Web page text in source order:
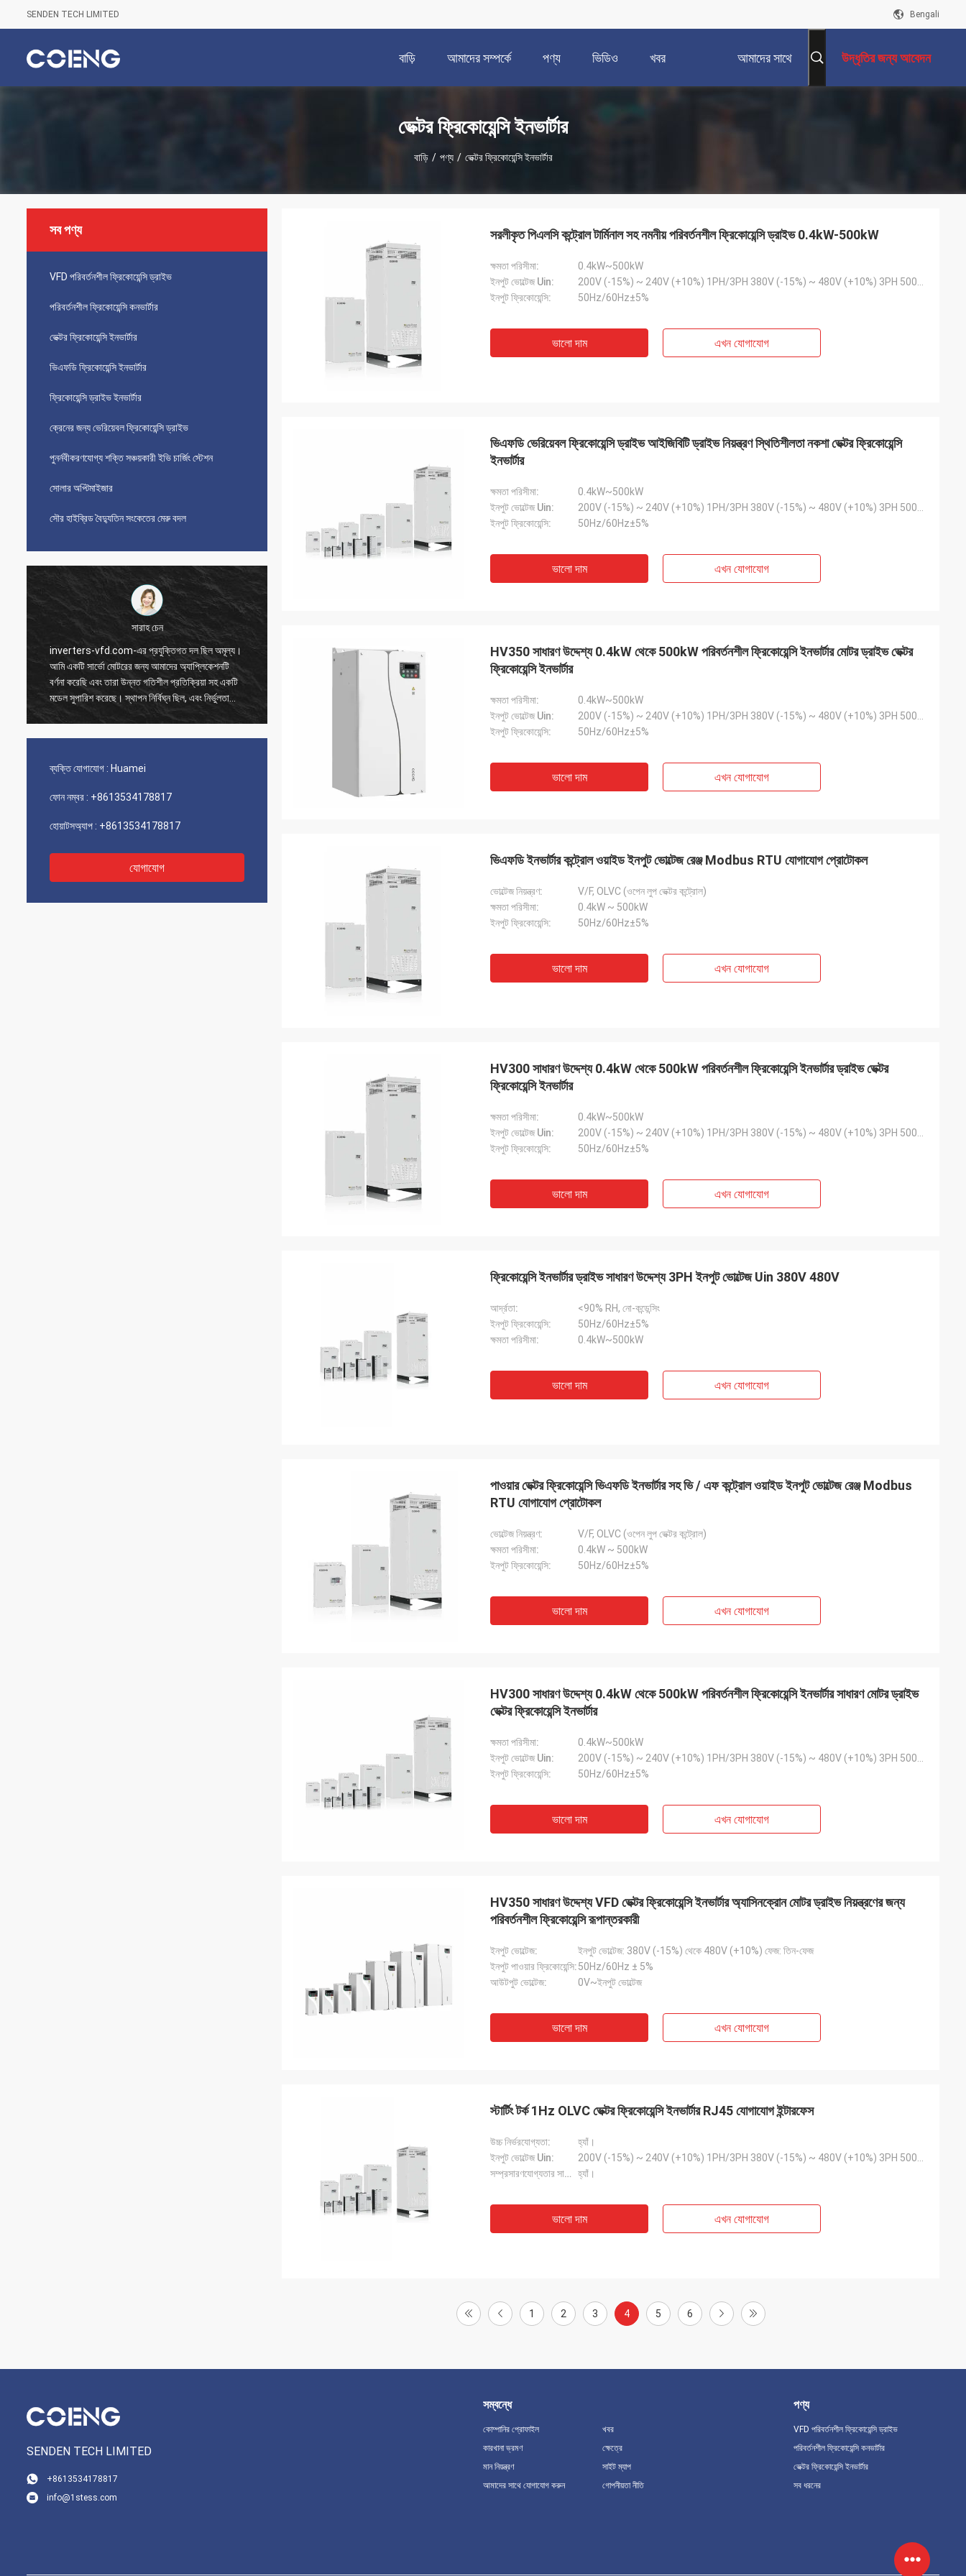
SENDEN TECH LIMITED Bengali
বাড়ি আমাদের সম্পর্কে পণ্য ভিডিও খবর আমাদের সাথে উদ্ধৃতির জন্য আবেদন
ভেক্টর ফ্রিকোয়েন্সি ইনভার্টার
বাড়ি / পণ্য / ভেক্টর ফ্রিকোয়েন্সি ইনভার্টার
সব পণ্য
VFD পরিবর্তনশীল ফ্রিকোয়েন্সি ড্রাইভ
পরিবর্তনশীল ফ্রিকোয়েন্সি কনভার্টার
ভেক্টর ফ্রিকোয়েন্সি ইনভার্টার
ভিএফডি ফ্রিকোয়েন্সি ইনভার্টার
ফ্রিকোয়েন্সি ড্রাইভ ইনভার্টার
ক্রেনের জন্য ভেরিয়েবল ফ্রিকোয়েন্সি ড্রাইভ
পুনর্নবীকরণযোগ্য শক্তি সঞ্চয়কারী ইভি চার্জিং স্টেশন
সোলার অপ্টিমাইজার
সৌর হাইব্রিড বৈদ্যুতিন সংকেতের মেরু বদল
সারাহ চেন
inverters-vfd.com-এর প্রযুক্তিগত দল ছিল অমূল্য।
আমি একটি সার্ভো মোটরের জন্য আমাদের অ্যাপ্লিকেশনটি
বর্ণনা করেছি এবং তারা উন্নত গতিশীল প্রতিক্রিয়া সহ একটি
মডেল সুপারিশ করেছে। স্থাপন নির্বিঘ্ন ছিল, এবং নির্ভুলতা
আমাদের চক্রের সময় উন্নত করেছে। বিশেষজ্ঞের পরামর্শ এবং
আমাদের একাধিক পিএলসি ইউনিট এবং এইচএমআই-এর
অর্ডারটি নির্ভুলভাবে পূরণ করা হয়েছিল এবং আশ্চর্যজনক গতিতে
পাঠানো হয়েছিল। এগুলি একত্রিত করার পর থেকে, আমাদের
নিয়ন্ত্রণ ব্যবস্থার যোগাযোগ আরও শক্তিশালী হয়েছে। আমরা
সরবরাহ ব্যবস্থা এবং এই উপাদানগুলির নির্ভরযোগ্য
পারফরম্যান্সে মুগ্ধ। সব মিলিয়ে ঝামেলামুক্ত অভিজ্ঞতা।
আমাদের একটি সংবেদনশীল পরীক্ষার পরিবেশের জন্য কম-
শব্দযুক্ত স্পিন্ডেল মোটরের প্রয়োজন ছিল। আমরা যে ইউনিটটি
টর্ক বজায় রাখে। এর গুণমান আমরা ব্যবহৃত কিছু বড় ব্র্যান্ডের
চেয়ে ভালো, তাও আবার অনেক কম দামে। বিশেষায়িত
অ্যাপ্লিকেশনগুলির জন্য অসাধারণ।
আমরা আমাদের অ্যাসেম্বলি লাইনের জন্য একটি গুরুত্বপূর্ণ
স্থিতিশীলতা আমাদের ঘন ঘন ট্রিপিং সমস্যা দূর করেছে।
ব্যক্তি যোগাযোগ : Huamei
ফোন নম্বর : +8613534178817
হোয়াটসঅ্যাপ : +8613534178817
যোগাযোগ
সরলীকৃত পিএলসি কন্ট্রোল টার্মিনাল সহ নমনীয় পরিবর্তনশীল ফ্রিকোয়েন্সি ড্রাইভ 0.4kW-500kW
ক্ষমতা পরিসীমা:
0.4kW~500kW
ইনপুট ভোল্টেজ Uin:
ইনপুট ফ্রিকোয়েন্সি:
50Hz/60Hz±5%
ভালো দাম এখন যোগাযোগ
ভিএফডি ভেরিয়েবল ফ্রিকোয়েন্সি ড্রাইভ আইজিবিটি ড্রাইভ নিয়ন্ত্রণ স্থিতিশীলতা নকশা ভেক্টর ফ্রিকোয়েন্সি
ইনভার্টার
ক্ষমতা পরিসীমা:
0.4kW~500kW
ইনপুট ভোল্টেজ Uin:
ইনপুট ফ্রিকোয়েন্সি:
50Hz/60Hz±5%
ভালো দাম এখন যোগাযোগ
HV350 সাধারণ উদ্দেশ্য 0.4kW থেকে 500kW পরিবর্তনশীল ফ্রিকোয়েন্সি ইনভার্টার মোটর ড্রাইভ ভেক্টর
ফ্রিকোয়েন্সি ইনভার্টার
ক্ষমতা পরিসীমা:
0.4kW~500kW
ইনপুট ভোল্টেজ Uin:
ইনপুট ফ্রিকোয়েন্সি:
50Hz/60Hz±5%
ভালো দাম এখন যোগাযোগ
ভিএফডি ইনভার্টার কন্ট্রোল ওয়াইড ইনপুট ভোল্টেজ রেঞ্জ Modbus RTU যোগাযোগ প্রোটোকল
ভোল্টেজ নিয়ন্ত্রণ:
V/F, OLVC (ওপেন লুপ ভেক্টর কন্ট্রোল)
ক্ষমতা পরিসীমা:
0.4kW ~ 500kW
ইনপুট ফ্রিকোয়েন্সি:
50Hz/60Hz±5%
ভালো দাম এখন যোগাযোগ
HV300 সাধারণ উদ্দেশ্য 0.4kW থেকে 500kW পরিবর্তনশীল ফ্রিকোয়েন্সি ইনভার্টার ড্রাইভ ভেক্টর
ফ্রিকোয়েন্সি ইনভার্টার
ক্ষমতা পরিসীমা:
0.4kW~500kW
ইনপুট ভোল্টেজ Uin:
ইনপুট ফ্রিকোয়েন্সি:
50Hz/60Hz±5%
ভালো দাম এখন যোগাযোগ
ফ্রিকোয়েন্সি ইনভার্টার ড্রাইভ সাধারণ উদ্দেশ্য 3PH ইনপুট ভোল্টেজ Uin 380V 480V
আর্দ্রতা:
<90% RH, নো-কন্ডেন্সিং
ইনপুট ফ্রিকোয়েন্সি:
50Hz/60Hz±5%
ক্ষমতা পরিসীমা:
0.4kW~500kW
ভালো দাম এখন যোগাযোগ
পাওয়ার ভেক্টর ফ্রিকোয়েন্সি ভিএফডি ইনভার্টার সহ ভি / এফ কন্ট্রোল ওয়াইড ইনপুট ভোল্টেজ রেঞ্জ Modbus
RTU যোগাযোগ প্রোটোকল
ভোল্টেজ নিয়ন্ত্রণ:
V/F, OLVC (ওপেন লুপ ভেক্টর কন্ট্রোল)
ক্ষমতা পরিসীমা:
0.4kW ~ 500kW
ইনপুট ফ্রিকোয়েন্সি:
50Hz/60Hz±5%
ভালো দাম এখন যোগাযোগ
HV300 সাধারণ উদ্দেশ্য 0.4kW থেকে 500kW পরিবর্তনশীল ফ্রিকোয়েন্সি ইনভার্টার সাধারণ মোটর ড্রাইভ
ভেক্টর ফ্রিকোয়েন্সি ইনভার্টার
ক্ষমতা পরিসীমা:
0.4kW~500kW
ইনপুট ভোল্টেজ Uin:
ইনপুট ফ্রিকোয়েন্সি:
50Hz/60Hz±5%
ভালো দাম এখন যোগাযোগ
HV350 সাধারণ উদ্দেশ্য VFD ভেক্টর ফ্রিকোয়েন্সি ইনভার্টার অ্যাসিনক্রোন মোটর ড্রাইভ নিয়ন্ত্রণের জন্য
পরিবর্তনশীল ফ্রিকোয়েন্সি রূপান্তরকারী
ইনপুট ভোল্টেজ:
ইনপুট ভোল্টেজ: 380V (-15%) থেকে 480V (+10%) ফেজ: তিন-ফেজ
ইনপুট পাওয়ার ফ্রিকোয়েন্সি:50Hz/60Hz ± 5%
আউটপুট ভোল্টেজ:
0V~ইনপুট ভোল্টেজ
ভালো দাম এখন যোগাযোগ
স্টার্টিং টর্ক 1Hz OLVC ভেক্টর ফ্রিকোয়েন্সি ইনভার্টার RJ45 যোগাযোগ ইন্টারফেস
উচ্চ নির্ভরযোগ্যতা:
হ্যাঁ।
ইনপুট ভোল্টেজ Uin:
সম্প্রসারণযোগ্যতার সাথে কমপ্যাক্ট ডিজাইন:
হ্যাঁ।
ভালো দাম এখন যোগাযোগ
1 2 3 4 5 6
SENDEN TECH LIMITED
+8613534178817
info@1stess.com
সম্বন্ধে
কোম্পানির প্রোফাইল
কারখানা ভ্রমণ
মান নিয়ন্ত্রণ
আমাদের সাথে যোগাযোগ করুন
খবর
ক্ষেত্রে
সাইট ম্যাপ
গোপনীয়তা নীতি
পণ্য
VFD পরিবর্তনশীল ফ্রিকোয়েন্সি ড্রাইভ
পরিবর্তনশীল ফ্রিকোয়েন্সি কনভার্টার
ভেক্টর ফ্রিকোয়েন্সি ইনভার্টার
সব ধরনের